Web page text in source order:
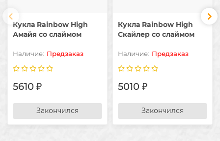
Кукла Rainbow High
Амайя со слаймом
Предзаказ
5610 ₽
Закончился
Кукла Rainbow High
Скайлер со слаймом
Предзаказ
5010 ₽
Закончился